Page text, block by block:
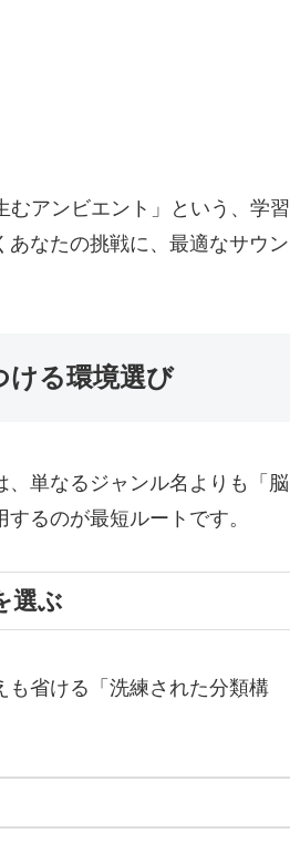
アンビエント」という、学習
なたの挑戦に、最適なサウン
ける環境選び
単なるジャンル名よりも「脳
るのが最短ルートです。
選ぶ
も省ける「洗練された分類構